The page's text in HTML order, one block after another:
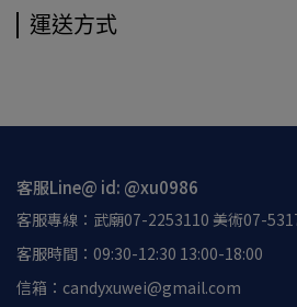
運送方式
客服Line@ id: @xu0986
客服專線：武廟07-2253110 美術07-
客服時間：09:30-12:30 13:00-18:00
信箱：candyxuwei@gmail.com